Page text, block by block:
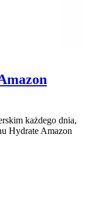
każdego dnia,
Hydrate Amazon